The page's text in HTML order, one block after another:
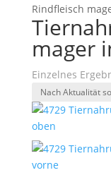
Rindfleisch
mager
Einzelnes